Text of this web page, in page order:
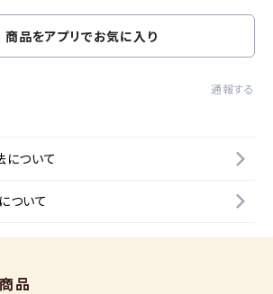
商品をアプリでお気に入り
通報する
について
ついて
品